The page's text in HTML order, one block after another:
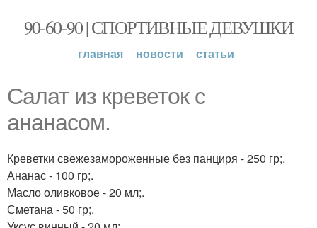
90-60-90 | СПОРТИВНЫЕ ДЕВУШКИ
главная новости статьи
Салат из креветок с
ананасом.
Креветки свежезамороженные без панциря - 250 гр;.
Ананас - 100 гр;.
Масло оливковое - 20 мл;.
Сметана - 50 гр;.